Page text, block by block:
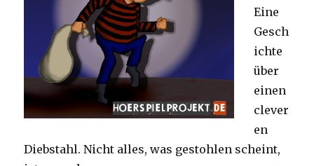
Eine
Gesch
ichte
über
einen
clever
en
Diebstahl. Nicht alles, was gestohlen scheint,